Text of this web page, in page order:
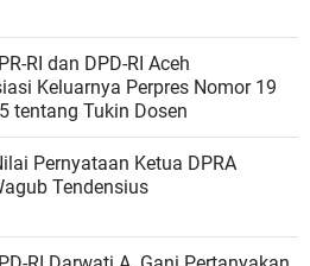
RI dan DPD-RI Aceh
Keluarnya Perpres Nomor 19
tentang Tukin Dosen
Pernyataan Ketua DPRA
Tendensius